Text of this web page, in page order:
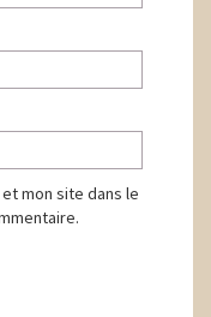
mon site dans le